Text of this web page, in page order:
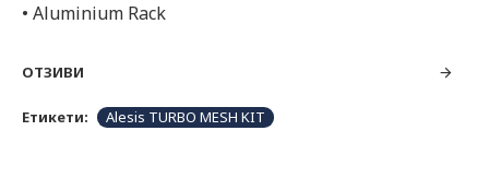
• Aluminium Rack
ОТЗИВИ
Етикети: Alesis TURBO MESH KIT